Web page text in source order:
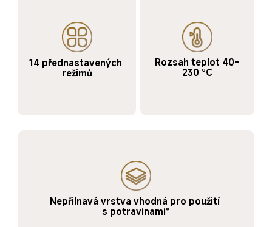
14 přednastavených
režimů
Rozsah teplot 40–
230 °C
Nepřilnavá vrstva vhodná pro použití
s potravinami*